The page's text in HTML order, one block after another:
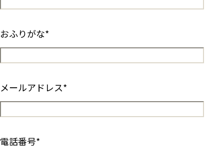
おふりがな*
メールアドレス*
電話番号*